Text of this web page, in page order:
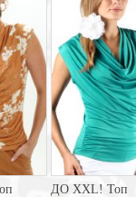
ДО XXL! Топ